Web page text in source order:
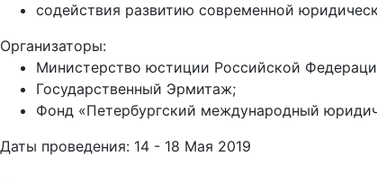
содействия развитию современной
Организаторы:
Министерство юстиции Российской
Государственный Эрмитаж;
Фонд «Петербургский международный
Даты проведения: 14 - 18 Мая 2019